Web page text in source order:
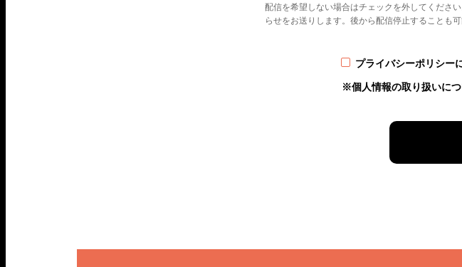
配信を希望しない場合はチェックを外してくださ
らせをお送りします。後から配信停止することも可
プライバシーポリシー
※個人情報の取り扱いにつ